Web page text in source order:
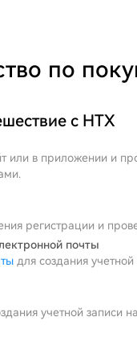
по
с HTX
или в приложении и
регистрации и
почты
для создания
учетной записи